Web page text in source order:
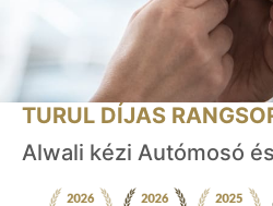
TURUL DÍJAS
Alwali kézi Autómosó